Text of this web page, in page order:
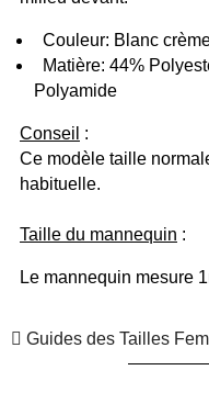
Couleur: Blanc
Matière: 44%
Polyamide
Conseil :
Ce modèle taille
habituelle.
Taille du mannequin :
Le mannequin mesure
Guides des Tailles